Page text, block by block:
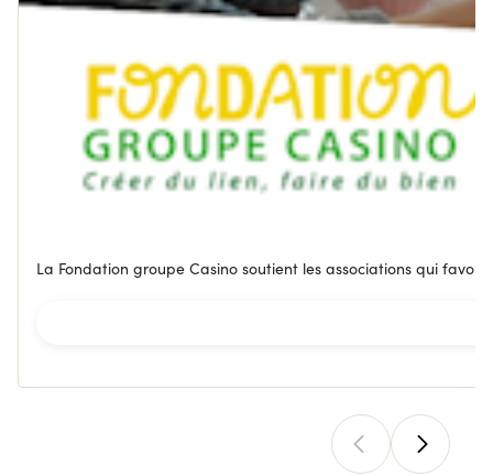
La Fondation groupe Casino soutient les associations qui